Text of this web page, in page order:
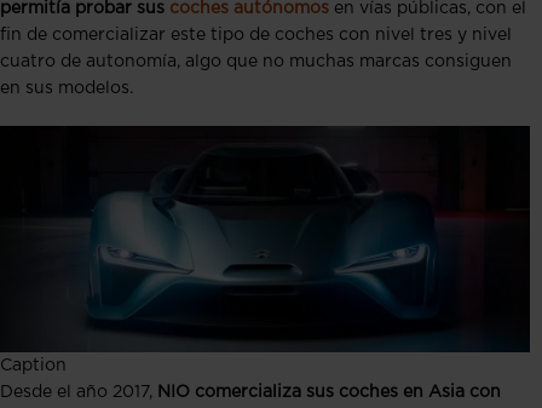
permitía probar sus coches autónomos en vías públicas, con el
fin de comercializar este tipo de coches con nivel tres y nivel
cuatro de autonomía, algo que no muchas marcas consiguen
en sus modelos.
Caption
Desde el año 2017, NIO comercializa sus coches en Asia con